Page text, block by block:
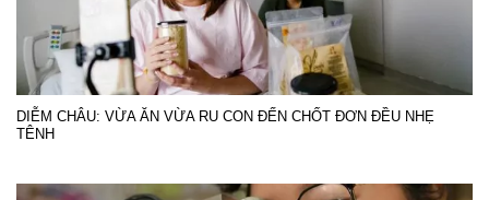
DIỄM CHÂU: VỪA ĂN VỪA RU CON ĐẾN CHỐT ĐƠN ĐỀU NHẸ
TÊNH